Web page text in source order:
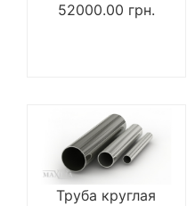
52000.00 грн.
Труба круглая